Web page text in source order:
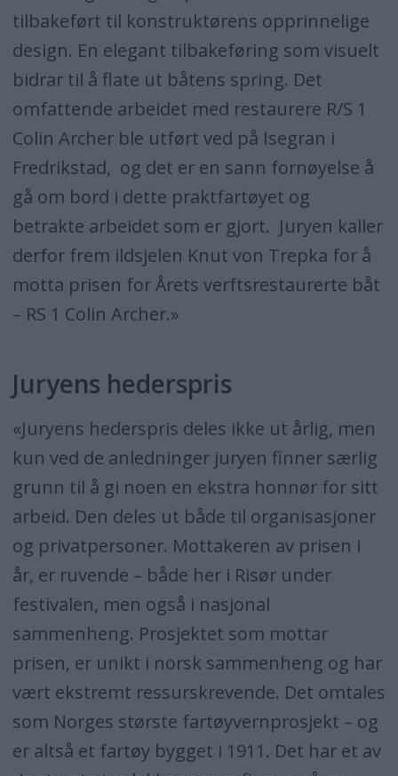
tilbakeført til konstruktørens opprinnelige
design. En elegant tilbakeføring som visuelt
bidrar til å flate ut båtens spring. Det
omfattende arbeidet med restaurere R/S 1
Colin Archer ble utført ved på Isegran i
Fredrikstad, og det er en sann fornøyelse å
gå om bord i dette praktfartøyet og
betrakte arbeidet som er gjort. Juryen kaller
derfor frem ildsjelen Knut von Trepka for å
motta prisen for Årets verftsrestaurerte båt
– RS 1 Colin Archer.»
Juryens hederspris
«Juryens hederspris deles ikke ut årlig, men
kun ved de anledninger juryen finner særlig
grunn til å gi noen en ekstra honnør for sitt
arbeid. Den deles ut både til organisasjoner
og privatpersoner. Mottakeren av prisen i
år, er ruvende – både her i Risør under
festivalen, men også i nasjonal
sammenheng. Prosjektet som mottar
prisen, er unikt i norsk sammenheng og har
vært ekstremt ressurskrevende. Det omtales
som Norges største fartøyvernprosjekt – og
er altså et fartøy bygget i 1911. Det har et av